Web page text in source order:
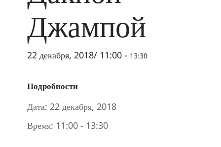
Джампой
22 декабря, 2018/ 11:00 - 13:30
Подробности
Дата: 22 декабря, 2018
Время: 11:00 - 13:30